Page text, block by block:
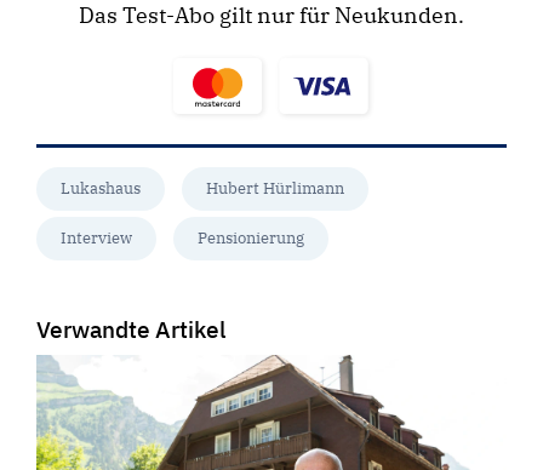
Das Test-Abo gilt nur für Neukunden.
Lukashaus Hubert Hürlimann
Interview Pensionierung
Verwandte Artikel